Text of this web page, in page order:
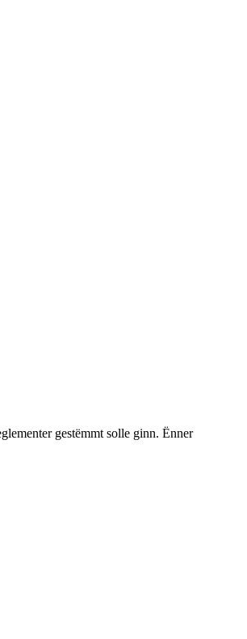
gestëmmt solle ginn. Ënner